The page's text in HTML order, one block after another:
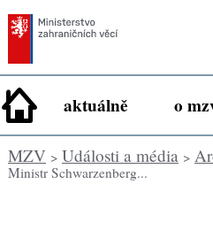
aktuálně o
MZV> Události a média>
Ministr Schwarzenberg...